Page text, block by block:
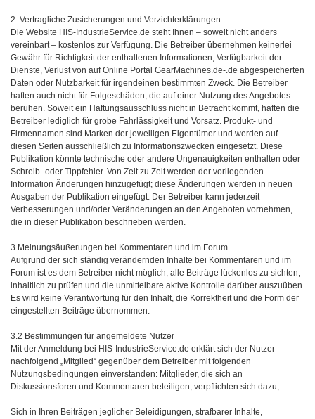
2. Vertragliche Zusicherungen und Verzichterklärungen
Die Website HIS-IndustrieService.de steht Ihnen – soweit nicht anders
vereinbart – kostenlos zur Verfügung. Die Betreiber übernehmen keinerlei
Gewähr für Richtigkeit der enthaltenen Informationen, Verfügbarkeit der
Dienste, Verlust von auf Online Portal GearMachines.de-.de abgespeicherten
Daten oder Nutzbarkeit für irgendeinen bestimmten Zweck. Die Betreiber
haften auch nicht für Folgeschäden, die auf einer Nutzung des Angebotes
beruhen. Soweit ein Haftungsausschluss nicht in Betracht kommt, haften die
Betreiber lediglich für grobe Fahrlässigkeit und Vorsatz. Produkt- und
Firmennamen sind Marken der jeweiligen Eigentümer und werden auf
diesen Seiten ausschließlich zu Informationszwecken eingesetzt. Diese
Publikation könnte technische oder andere Ungenauigkeiten enthalten oder
Schreib- oder Tippfehler. Von Zeit zu Zeit werden der vorliegenden
Information Änderungen hinzugefügt; diese Änderungen werden in neuen
Ausgaben der Publikation eingefügt. Der Betreiber kann jederzeit
Verbesserungen und/oder Veränderungen an den Angeboten vornehmen,
die in dieser Publikation beschrieben werden.
3.Meinungsäußerungen bei Kommentaren und im Forum
Aufgrund der sich ständig verändernden Inhalte bei Kommentaren und im
Forum ist es dem Betreiber nicht möglich, alle Beiträge lückenlos zu sichten,
inhaltlich zu prüfen und die unmittelbare aktive Kontrolle darüber auszuüben.
Es wird keine Verantwortung für den Inhalt, die Korrektheit und die Form der
eingestellten Beiträge übernommen.
3.2 Bestimmungen für angemeldete Nutzer
Mit der Anmeldung bei HIS-IndustrieService.de erklärt sich der Nutzer –
nachfolgend „Mitglied“ gegenüber dem Betreiber mit folgenden
Nutzungsbedingungen einverstanden: Mitglieder, die sich an
Diskussionsforen und Kommentaren beteiligen, verpflichten sich dazu,
Sich in Ihren Beiträgen jeglicher Beleidigungen, strafbarer Inhalte,